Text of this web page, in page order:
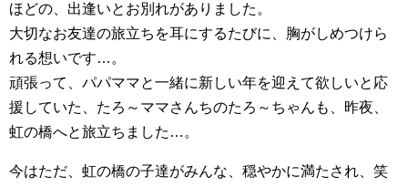
ほどの、出逢いとお別れがありました。
大切なお友達の旅立ちを耳にするたびに、胸がしめつけら
れる想いです…。
頑張って、パパママと一緒に新しい年を迎えて欲しいと応
援していた、たろ～ママさんちのたろ～ちゃんも、昨夜、
虹の橋へと旅立ちました…。
今はただ、虹の橋の子達がみんな、穏やかに満たされ、笑